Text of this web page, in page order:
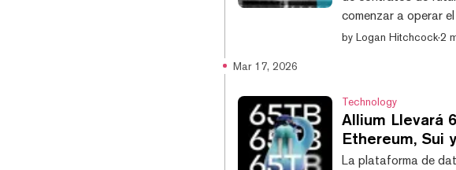
comenzar a operar
añadirían contratos
by Logan Hitchcock·2
Mar 17, 2026
Technology
Allium Llevará
Ethereum, Sui
La plataforma de